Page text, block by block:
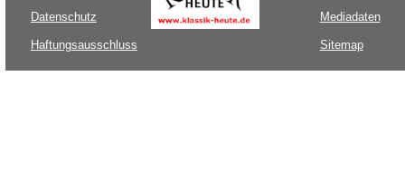
Datenschutz
Haftungsausschluss
Mediadaten
Sitemap